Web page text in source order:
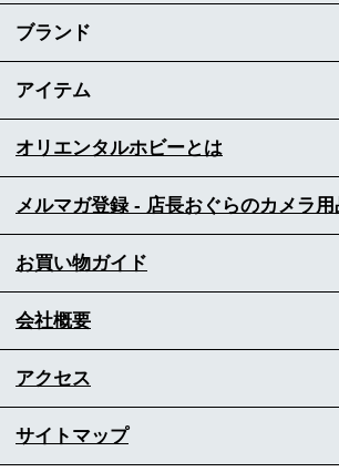
ブランド
アイテム
オリエンタルホビーとは
メルマガ登録 - 店長おぐらのカメラ用
お買い物ガイド
会社概要
アクセス
サイトマップ